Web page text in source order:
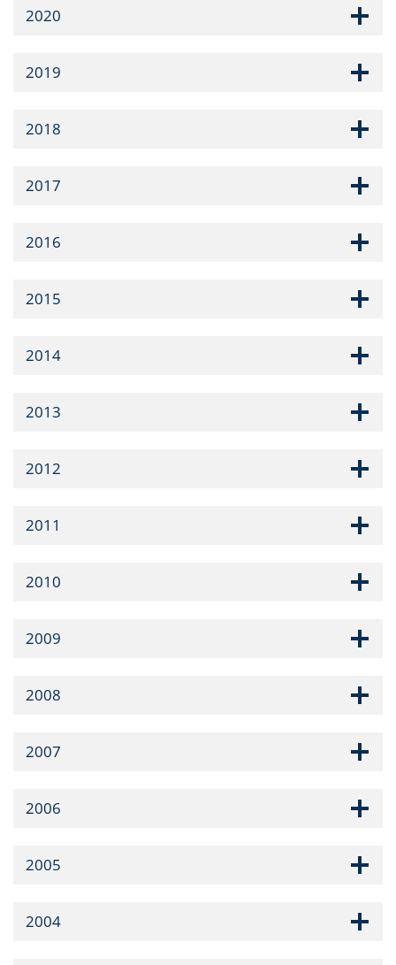
2020
2019
2018
2017
2016
2015
2014
2013
2012
2011
2010
2009
2008
2007
2006
2005
2004